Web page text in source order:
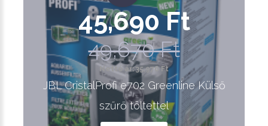
45,690 Ft
49,670 Ft
Nettó ár: 35,976 Ft
JBL CristalProfi e702 Greenline Külső
szűrő töltettel